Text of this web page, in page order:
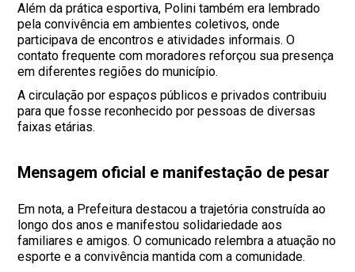
Além da prática esportiva, Polini também era lembrado
pela convivência em ambientes coletivos, onde
participava de encontros e atividades informais. O
contato frequente com moradores reforçou sua presença
em diferentes regiões do município.
A circulação por espaços públicos e privados contribuiu
para que fosse reconhecido por pessoas de diversas
faixas etárias.
Mensagem oficial e manifestação de pesar
Em nota, a Prefeitura destacou a trajetória construída ao
longo dos anos e manifestou solidariedade aos
familiares e amigos. O comunicado relembra a atuação no
esporte e a convivência mantida com a comunidade.